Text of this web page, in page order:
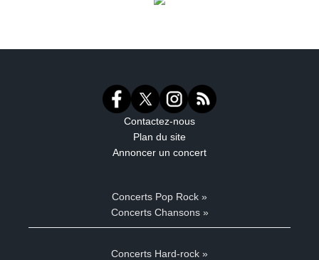
Contactez-nous
Plan du site
Annoncer un concert
Concerts Pop Rock »
Concerts Chansons »
Concerts Hard-rock »